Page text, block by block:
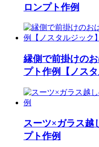
ロンプト作例
縁側で前掛けの
プト作例【ノスタ
スーツ×ガラス越
プト作例